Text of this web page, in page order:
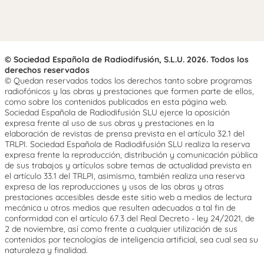
© Sociedad Española de Radiodifusión, S.L.U. 2026. Todos los
derechos reservados
© Quedan reservados todos los derechos tanto sobre programas
radiofónicos y las obras y prestaciones que formen parte de ellos,
como sobre los contenidos publicados en esta página web.
Sociedad Española de Radiodifusión SLU ejerce la oposición
expresa frente al uso de sus obras y prestaciones en la
elaboración de revistas de prensa prevista en el artículo 32.1 del
TRLPI. Sociedad Española de Radiodifusión SLU realiza la reserva
expresa frente la reproducción, distribución y comunicación pública
de sus trabajos y artículos sobre temas de actualidad prevista en
el artículo 33.1 del TRLPI, asimismo, también realiza una reserva
expresa de las reproducciones y usos de las obras y otras
prestaciones accesibles desde este sitio web a medios de lectura
mecánica u otros medios que resulten adecuados a tal fin de
conformidad con el artículo 67.3 del Real Decreto - ley 24/2021, de
2 de noviembre, así como frente a cualquier utilización de sus
contenidos por tecnologías de inteligencia artificial, sea cual sea su
naturaleza y finalidad.